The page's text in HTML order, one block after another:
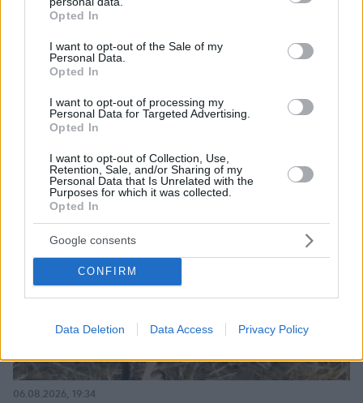
grant or deny consent to Google and its third-party tags to
use your data for below specified purposes in below Google
consent section.
Opted In
I want to opt-out of the Sale of my
Personal Data.
Opted In
I want to opt-out of processing my
Personal Data for Targeted Advertising.
Opted In
I want to opt-out of Collection, Use,
Retention, Sale, and/or Sharing of my
Personal Data that Is Unrelated with the
Purposes for which it was collected.
Opted In
Google consents
CONFIRM
Data Deletion Data Access Privacy Policy
06.08.2026, 19:34